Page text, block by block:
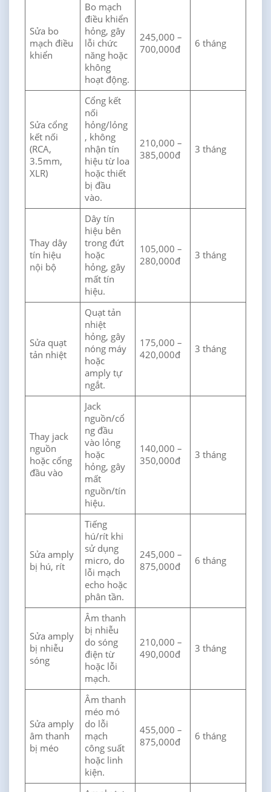
Sửa bo
mạch điều
khiển
Bo mạch
điều khiển
hỏng, gây
lỗi chức
năng hoặc
không
hoạt động.
245,000 –
700,000đ
6 tháng
Sửa cổng
kết nối
(RCA,
3.5mm,
XLR)
Cổng kết
nối
hỏng/lỏng
, không
nhận tín
hiệu từ loa
hoặc thiết
bị đầu
vào.
210,000 –
385,000đ
3 tháng
Thay dây
tín hiệu
nội bộ
Dây tín
hiệu bên
trong đứt
hoặc
hỏng, gây
mất tín
hiệu.
105,000 –
280,000đ
3 tháng
Sửa quạt
tản nhiệt
Quạt tản
nhiệt
hỏng, gây
nóng máy
hoặc
amply tự
ngắt.
175,000 –
420,000đ
3 tháng
Thay jack
nguồn
hoặc cổng
đầu vào
Jack
nguồn/cổ
ng đầu
vào lỏng
hoặc
hỏng, gây
mất
nguồn/tín
hiệu.
140,000 –
350,000đ
3 tháng
Sửa amply
bị hú, rít
Tiếng
hú/rít khi
sử dụng
micro, do
lỗi mạch
echo hoặc
phân tần.
245,000 –
875,000đ
6 tháng
Sửa amply
bị nhiễu
sóng
Âm thanh
bị nhiễu
do sóng
điện từ
hoặc lỗi
mạch.
210,000 –
490,000đ
3 tháng
Sửa amply
âm thanh
bị méo
Âm thanh
méo mó
do lỗi
mạch
công suất
hoặc linh
kiện.
455,000 –
875,000đ
6 tháng